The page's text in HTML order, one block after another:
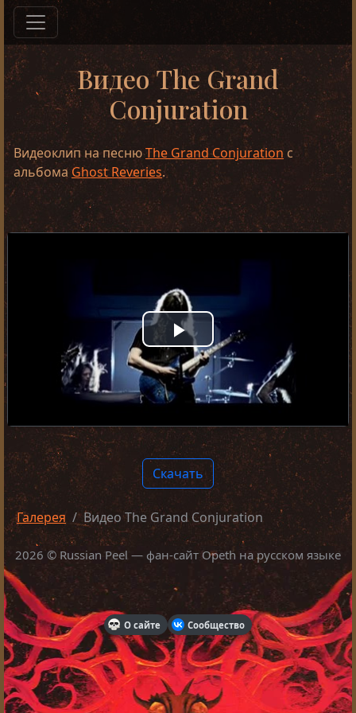
Видео The Grand
Conjuration
Видеоклип на песнюThe Grand Conjuration с
альбома Ghost Reveries.
Play
Video
Скачать
Галерея Видео The Grand Conjuration
2026 © Russian Peel — фан-сайт Opeth на русском языке
О сайте Сообщество